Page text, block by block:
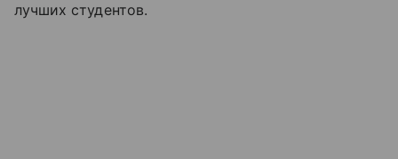
лучших студентов.